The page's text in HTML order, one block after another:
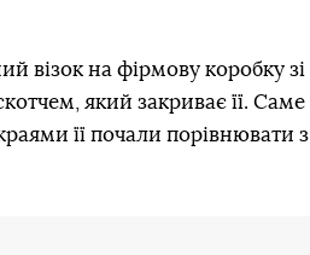
візок на фірмову коробку зі
який закриває її. Саме
її почали порівнювати з